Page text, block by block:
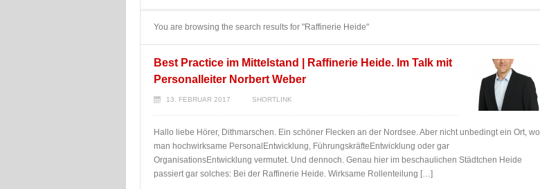
You are browsing the search results for "Raffinerie Heide"
Best Practice im Mittelstand | Raffinerie Heide. Im Talk mit
Personalleiter Norbert Weber
13. FEBRUAR 2017 SHORTLINK
Hallo liebe Hörer, Dithmarschen. Ein schöner Flecken an der Nordsee. Aber nicht unbedingt ein Ort, wo
man hochwirksame PersonalEntwicklung, FührungskräfteEntwicklung oder gar
OrganisationsEntwicklung vermutet. Und dennoch. Genau hier im beschaulichen Städtchen Heide
passiert gar solches: Bei der Raffinerie Heide. Wirksame Rollenteilung […]